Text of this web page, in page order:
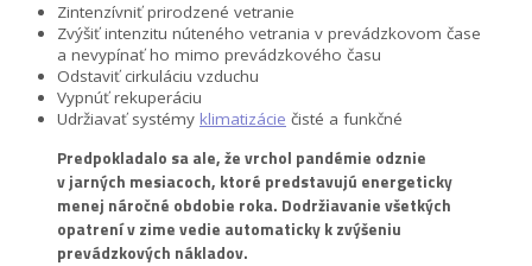
Zintenzívniť prirodzené vetranie
Zvýšiť intenzitu núteného vetrania v prevádzkovom čase
a nevypínať ho mimo prevádzkového času
Odstaviť cirkuláciu vzduchu
Vypnúť rekuperáciu
Udržiavať systémy klimatizácie čisté a funkčné
Predpokladalo sa ale, že vrchol pandémie odznie
v jarných mesiacoch, ktoré predstavujú energeticky
menej náročné obdobie roka. Dodržiavanie všetkých
opatrení v zime vedie automaticky k zvýšeniu
prevádzkových nákladov.